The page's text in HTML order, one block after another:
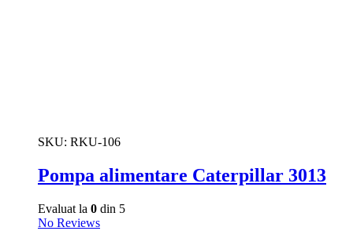
SKU: RKU-106
Pompa alimentare Caterpillar 3013
Evaluat la 0 din 5
No Reviews